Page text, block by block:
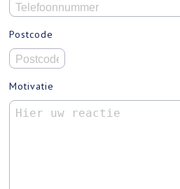
Postcode
Motivatie